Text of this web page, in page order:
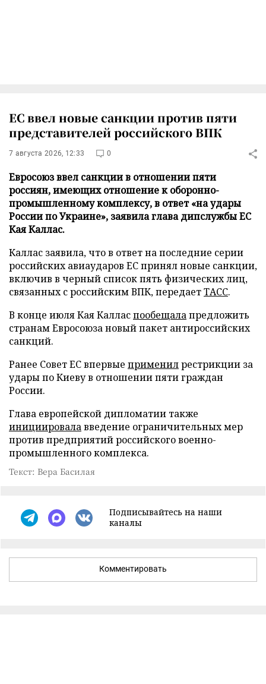
ЕС ввел новые санкции против пяти
представителей российского ВПК
7 августа 2026, 12:33 0
Евросоюз ввел санкции в отношении пяти
россиян, имеющих отношение к оборонно-
промышленному комплексу, в ответ «на удары
России по Украине», заявила глава дипслужбы ЕС
Кая Каллас.
Каллас заявила, что в ответ на последние серии
российских авиаударов ЕС принял новые санкции,
включив в черный список пять физических лиц,
связанных с российским ВПК, передаетТАСС.
В конце июля Кая Калласпообещалапредложить
странам Евросоюза новый пакет антироссийских
санкций.
Ранее Совет ЕС впервые применилрестрикции за
удары по Киеву в отношении пяти граждан
России.
Глава европейской дипломатии также
инициировалавведение ограничительных мер
против предприятий российского военно-
промышленного комплекса.
Текст: Вера Басилая
Подписывайтесь на наши
каналы
Комментировать